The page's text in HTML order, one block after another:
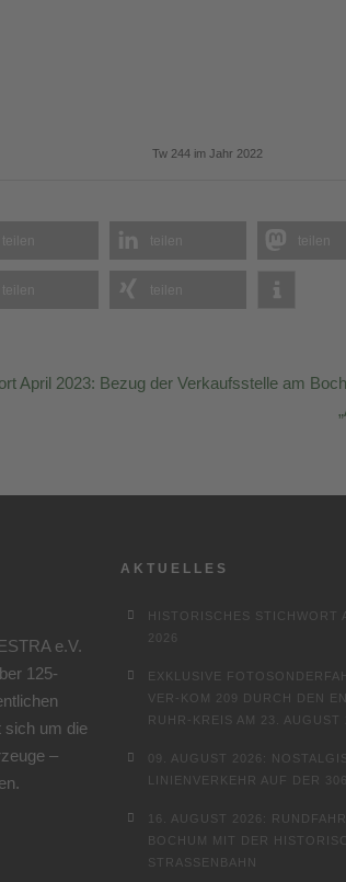
Tw 244 im Jahr 2022
April 2023: Bezug der Verkaufsstelle am
e.V.
125-
sich um die
–
AKTUELLES
HISTORISCHES STICHWORT
2026
EXKLUSIVE
VER-KOM 209 DURCH DEN
RUHR-KREIS AM 23. AUGUST
09. AUGUST 2026:
LINIENVERKEHR AUF DER 306
16. AUGUST 2026:
BOCHUM MIT DER
STRASSENBAHN